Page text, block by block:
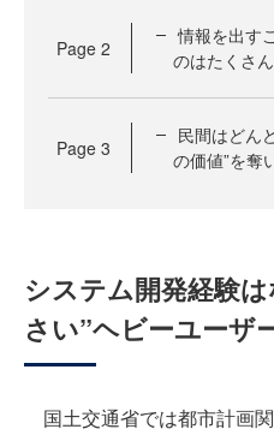
Page 2
情報を出す
のはたくさ
Page 3
民間はどん
の価値”を奪
システム開発経験
さい”ヘビーユーザ
国土交通省では都市計画